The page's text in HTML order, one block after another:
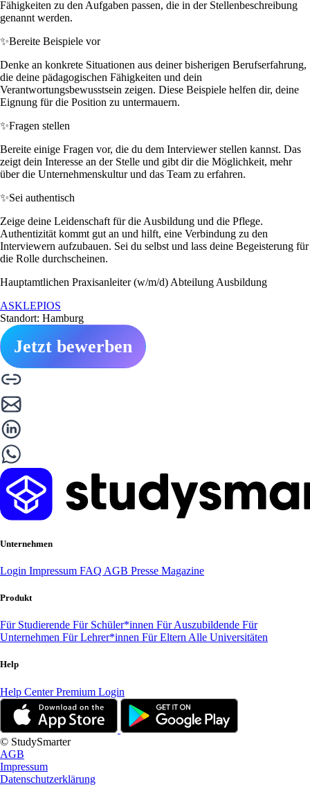
Fähigkeiten zu den Aufgaben passen, die in der Stellenbeschreibung
genannt werden.
✨Bereite Beispiele vor
Denke an konkrete Situationen aus deiner bisherigen Berufserfahrung,
die deine pädagogischen Fähigkeiten und dein
Verantwortungsbewusstsein zeigen. Diese Beispiele helfen dir, deine
Eignung für die Position zu untermauern.
✨Fragen stellen
Bereite einige Fragen vor, die du dem Interviewer stellen kannst. Das
zeigt dein Interesse an der Stelle und gibt dir die Möglichkeit, mehr
über die Unternehmenskultur und das Team zu erfahren.
✨Sei authentisch
Zeige deine Leidenschaft für die Ausbildung und die Pflege.
Authentizität kommt gut an und hilft, eine Verbindung zu den
Interviewern aufzubauen. Sei du selbst und lass deine Begeisterung für
die Rolle durchscheinen.
Hauptamtlichen Praxisanleiter (w/m/d) Abteilung Ausbildung
ASKLEPIOS
Standort: Hamburg
Jetzt bewerben
Unternehmen
Login Impressum FAQ AGB Presse Magazine
Produkt
Für Studierende Für Schüler*innen Für Auszubildende Für
Unternehmen Für Lehrer*innen Für Eltern Alle Universitäten
Help
Help CenterPremium Login
© StudySmarter
AGB
Impressum
Datenschutzerklärung